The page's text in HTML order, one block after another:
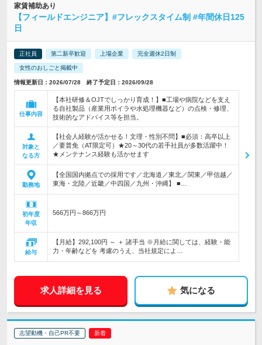
家賃補助あり
【フィールドエンジニア】#フレックスタイム制 #年間休日125
日
正社員 第二新卒歓迎 上場企業 完全週休2日制
女性のおしごと掲載中
情報更新日：2026/07/28 終了予定日：2026/09/28
仕事内容
【本社研修＆OJTでしっかり育成！】■工場や病院などを支え
る自社製品（産業用ボイラや水処理機器など）の点検・修理、
技術的なアドバイス等を担当。
対象と
なる方
【社会人経験が活かせる！文理・性別不問】■必須：高卒以上
／要普免（AT限定可）★20～30代の若手社員が多数活躍中！
★メンテナンス経験も活かせます
勤務地
【全国国内拠点での採用です／北海道／東北／関東／甲信越／
東海・北陸／近畿／中四国／九州・沖縄】 ■…
初年度
年収
566万円～866万円
給与
【月給】292,100円 ～ ＋ 諸手当 ※月給に関しては、経験・能
力・年齢などを 考慮のうえ、当社規定によ…
求人詳細を見る 気になる
志望動機・自己PR不要